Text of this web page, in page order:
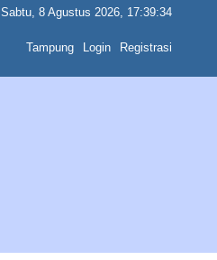
Sabtu, 8 Agustus 2026, 17:39:34
Tampung Login Registrasi